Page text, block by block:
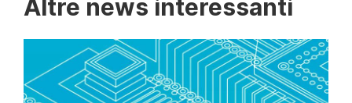
Altre news interessanti